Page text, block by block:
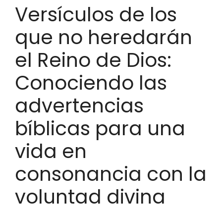
Versículos de los
que no heredarán
el Reino de Dios:
Conociendo las
advertencias
bíblicas para una
vida en
consonancia con la
voluntad divina